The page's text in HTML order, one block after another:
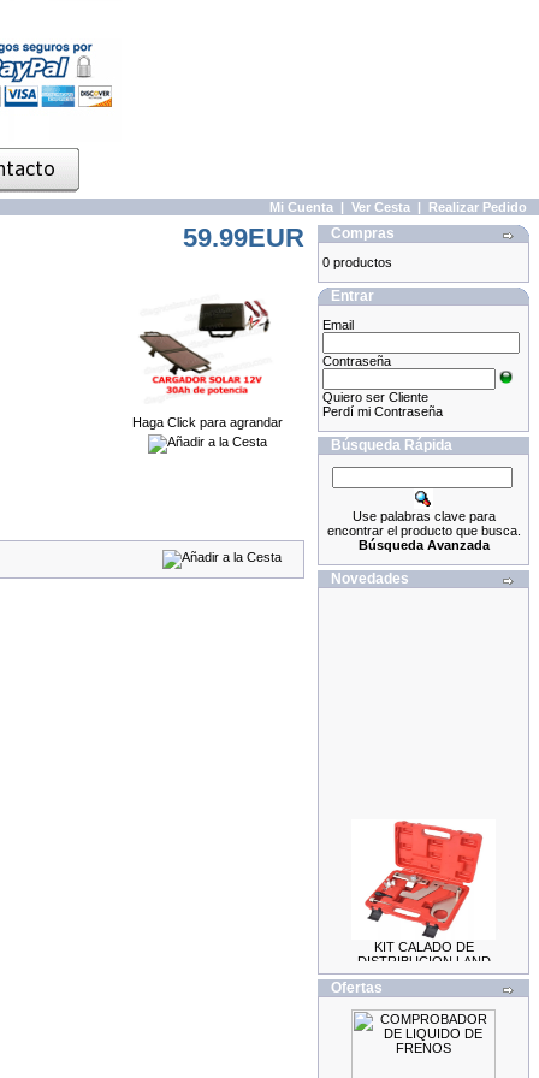
Mi Cuenta | Ver Cesta | Realizar Pedido
59.99EUR
Haga Click para agrandar
Compras
0 productos
Entrar
Email
Contraseña
Quiero ser Cliente
Perdí mi Contraseña
Búsqueda Rápida
Use palabras clave para
encontrar el producto que busca.
Búsqueda Avanzada
Novedades
KIT CALADO DE
DISTRIBUCION LAND
ROVER / JAGUAR 2.0
69.99EUR
---------
Ofertas